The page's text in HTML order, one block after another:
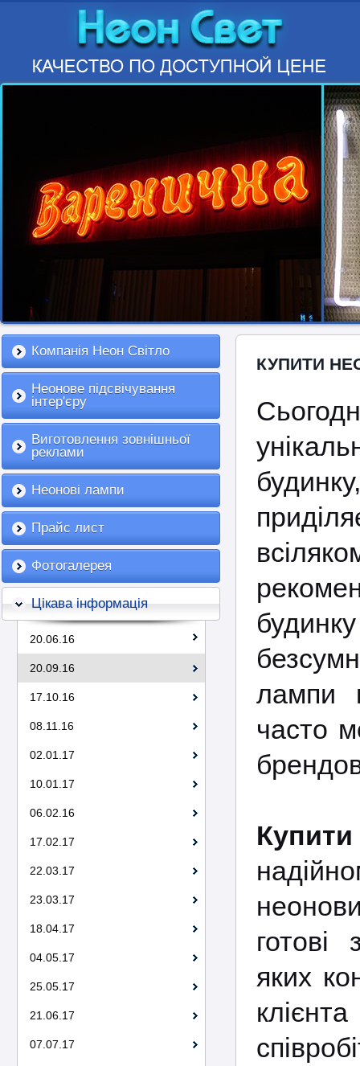
Компанія Неон Світло
Неонове підсвічування
інтер'єру
Виготовлення зовнішньої
реклами
Неонові лампи
Прайс лист
Фотогалерея
Цікава інформація
20.06.16
20.09.16
17.10.16
08.11.16
02.01.17
10.01.17
06.02.16
17.02.17
22.03.17
23.03.17
18.04.17
04.05.17
25.05.17
21.06.17
07.07.17
КУПИТИ
лампи
часто
готові
яких